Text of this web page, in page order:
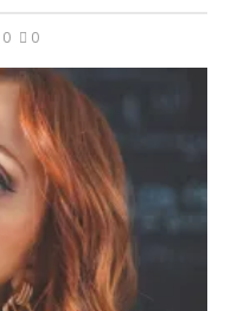
0 0